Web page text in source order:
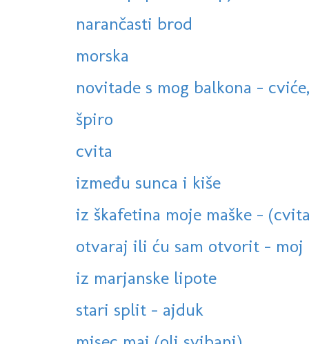
narančasti brod
morska
novitade s mog balkona -
špiro
cvita
između sunca i kiše
iz škafetina moje maške -
otvaraj ili ću sam otvorit - moj
iz marjanske lipote
stari split - ajduk